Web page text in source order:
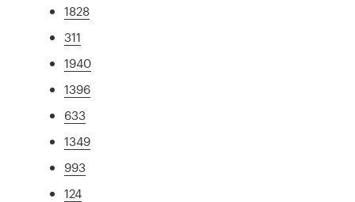
1828
311
1940
1396
633
1349
993
124